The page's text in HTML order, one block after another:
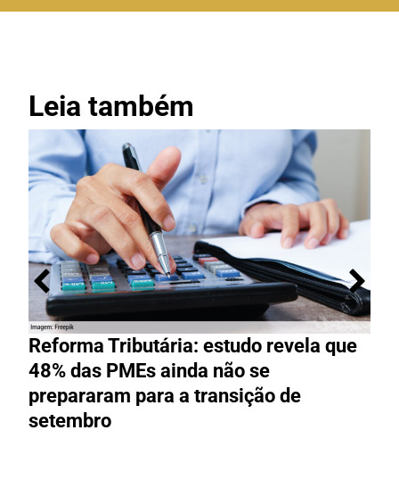
Leia também
Reforma Tributária: estudo revela que
48% das PMEs ainda não se
prepararam para a transição de
setembro